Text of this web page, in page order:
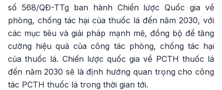
số 568/QĐ-TTg ban hành Chiến lược Quốc gia về
phòng, chống tác hại của thuốc lá đến năm 2030, với
các mục tiêu và giải pháp mạnh mẽ, đồng bộ để tăng
cường hiệu quả của công tác phòng, chống tác hại
của thuốc lá. Chiến lược quốc gia về PCTH thuốc lá
đến năm 2030 sẽ là định hướng quan trọng cho công
tác PCTH thuốc lá trong thời gian tới.